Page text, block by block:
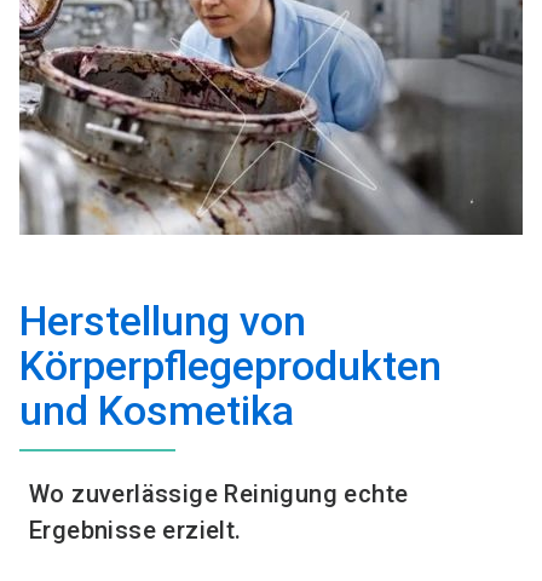
Herstellung von
Körperpflegeprodukten
und Kosmetika​​​​​​​
Wo zuverlässige Reinigung echte
Ergebnisse erzielt.